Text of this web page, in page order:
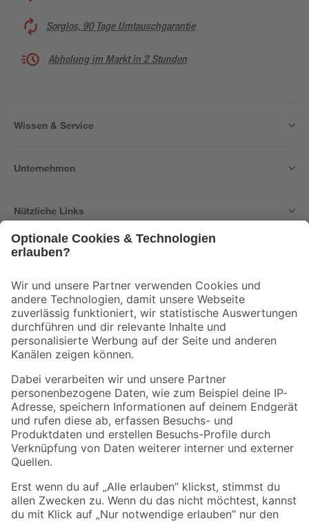
Sorglos, 90 Tage Umtauschgarantie
Abholung im Markt in 2 Stunden
Wissen & Service
Unternehmen
Nützliche Links
Der toom Newsletter: Keine Angebote und Aktionen mehr verpassen!
Zur Newsletter Anmeldung
Folge uns
Zahlungsarten Versandarten
Sicher einkaufen